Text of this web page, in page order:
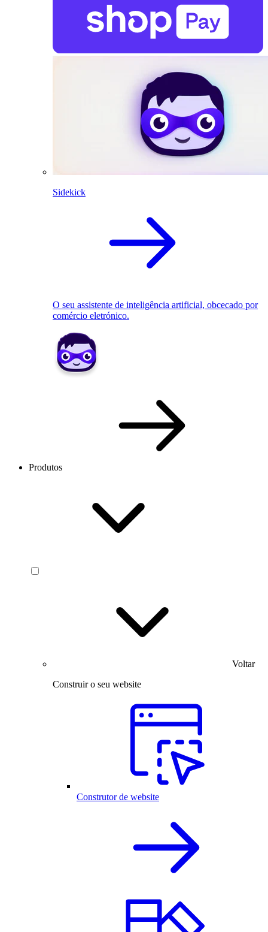
Sidekick
O seu assistente de inteligência artificial, obcecado por
comércio eletrónico.
Produtos
Voltar
Construir o seu website
Construtor de website